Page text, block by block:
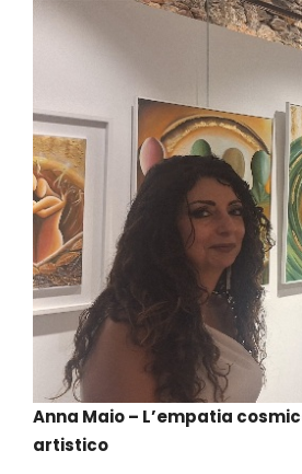
Anna Maio – L’empatia
artistico